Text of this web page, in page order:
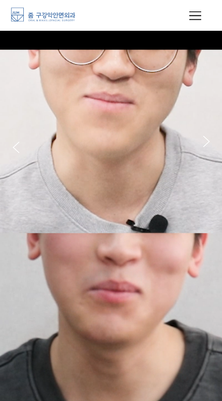
3D 양악수술
더 정확하고 정밀한 개인 맞춤형
디지털 양악수술